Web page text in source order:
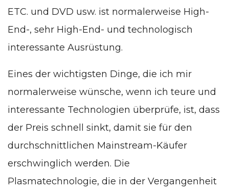
ETC. und DVD usw. ist normalerweise High-
End-, sehr High-End- und technologisch
interessante Ausrüstung.
Eines der wichtigsten Dinge, die ich mir
normalerweise wünsche, wenn ich teure und
interessante Technologien überprüfe, ist, dass
der Preis schnell sinkt, damit sie für den
durchschnittlichen Mainstream-Käufer
erschwinglich werden. Die
Plasmatechnologie, die in der Vergangenheit